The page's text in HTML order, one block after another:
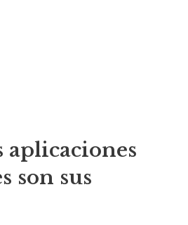
aplicaciones
son sus